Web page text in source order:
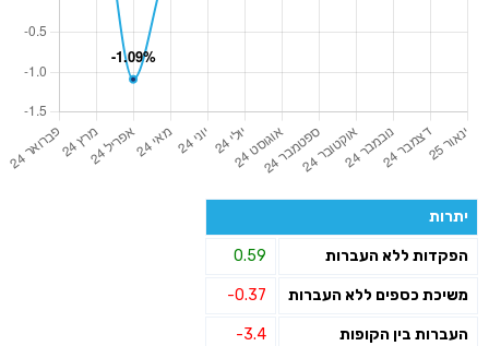
יתרות
הפקדות ללא העברות 0.59
משיכת כספים ללא העברות -0.37
העברות בין הקופות -3.4